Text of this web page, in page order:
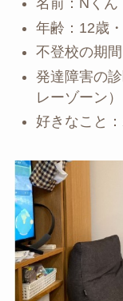
名前：Nくん
年齢：12歳
不登校の期
発達障害の
レーゾーン）
好きなこと